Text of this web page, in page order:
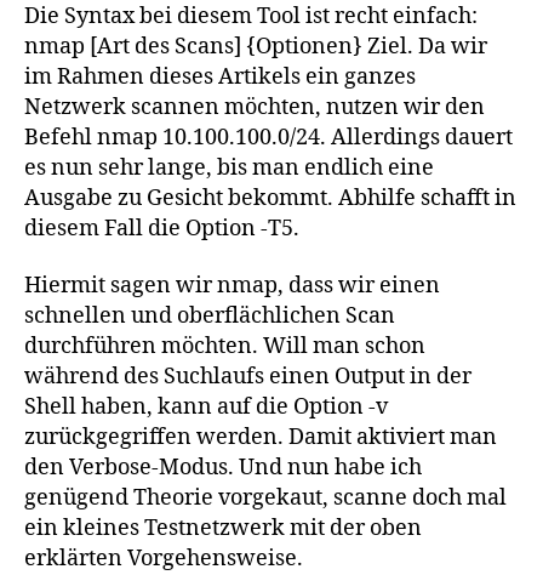
Die Syntax bei diesem Tool ist recht einfach:
nmap [Art des Scans] {Optionen} Ziel. Da wir
im Rahmen dieses Artikels ein ganzes
Netzwerk scannen möchten, nutzen wir den
Befehl nmap 10.100.100.0/24. Allerdings dauert
es nun sehr lange, bis man endlich eine
Ausgabe zu Gesicht bekommt. Abhilfe schafft in
diesem Fall die Option -T5.
Hiermit sagen wir nmap, dass wir einen
schnellen und oberflächlichen Scan
durchführen möchten. Will man schon
während des Suchlaufs einen Output in der
Shell haben, kann auf die Option -v
zurückgegriffen werden. Damit aktiviert man
den Verbose-Modus. Und nun habe ich
genügend Theorie vorgekaut, scanne doch mal
ein kleines Testnetzwerk mit der oben
erklärten Vorgehensweise.